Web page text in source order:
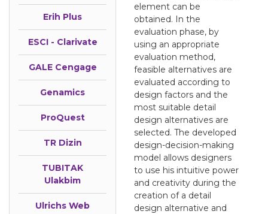
Erih Plus
ESCI - Clarivate
GALE Cengage
Genamics
ProQuest
TR Dizin
TUBITAK
Ulakbim
Ulrichs Web
element can be
obtained. In the
evaluation phase, by
using an appropriate
evaluation method,
feasible alternatives are
evaluated according to
design factors and the
most suitable detail
design alternatives are
selected. The developed
design-decision-making
model allows designers
to use his intuitive power
and creativity during the
creation of a detail
design alternative and